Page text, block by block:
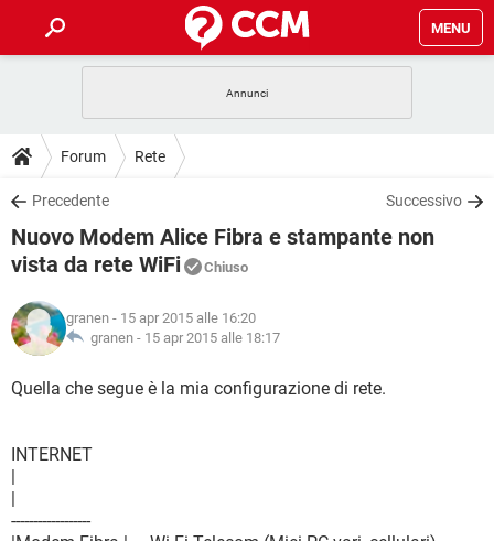
MENU
INTRATTENIMENTO
iOS
INSTAGRAM WHATSAPP
TIKTOK
HARDWARE
GUIDE
COVID-19
iOS
TIKTOK FACEBOOK
DOWNLOAD
COVID-19 GAMING
INTRATTENIMENTO
iOS
INSTAGRAM
TIKTOK FACEBOOK
FORUM
INTRATTENIMENTO ANDROID
TIKTOK
GLOSSARIO
COVID-19
INTRATTENIMENTO ANDROID
INSTAGRAM
HARDWARE
Forum Rete
Precedente Successivo
Nuovo Modem Alice Fibra e stampante non
vista da rete WiFi
Chiuso
granen - 15 apr 2015 alle 16:20
granen - 15 apr 2015 alle 18:17
Quella che segue è la mia configurazione di rete.
INTERNET
|
|
------------------